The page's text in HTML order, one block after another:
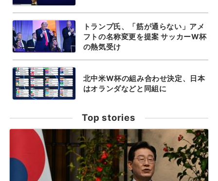
トランプ氏、「筋が通らない」アメ
フトの名称変更を提案 サッカーW杯
の熱気受け
北中米W杯の組み合わせ決定、日本
はオランダなどと同組に
Top stories